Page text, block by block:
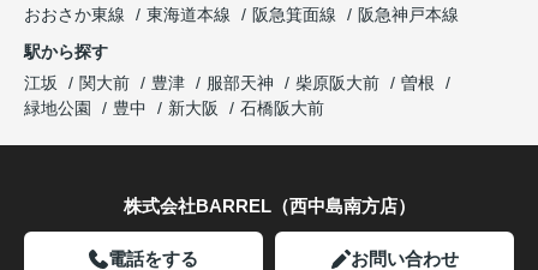
おおさか東線
東海道本線 阪急箕面線
阪急神戸本線
駅から探す
江坂
関大前 豊津 服部天神 柴原阪大前
曽根
緑地公園
豊中 新大阪 石橋阪大前
株式会社BARREL（西中島南方店）
電話をする お問い合わせ